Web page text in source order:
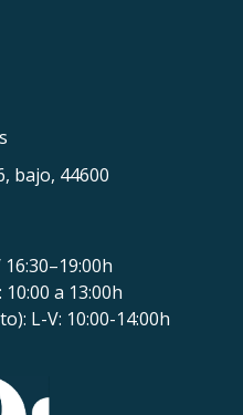
bajo, 44600
a 13:00h
L-V: 10:00-14:00h